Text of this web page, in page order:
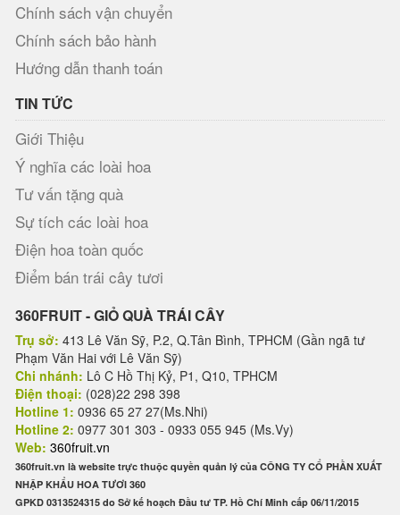
Chính sách vận chuyển
Chính sách bảo hành
Hướng dẫn thanh toán
TIN TỨC
Giới Thiệu
Ý nghĩa các loài hoa
Tư vấn tặng quà
Sự tích các loài hoa
Điện hoa toàn quốc
Điểm bán trái cây tươi
360FRUIT - GIỎ QUÀ TRÁI CÂY
Trụ sở: 413 Lê Văn Sỹ, P.2, Q.Tân Bình, TPHCM (Gần ngã tư
Phạm Văn Hai với Lê Văn Sỹ)
Chi nhánh: Lô C Hồ Thị Kỷ, P1, Q10, TPHCM
Điện thoại: (028)22 298 398
Hotline 1: 0936 65 27 27(Ms.Nhi)
Hotline 2: 0977 301 303 - 0933 055 945 (Ms.Vy)
Web: 360fruit.vn
360fruit.vn là website trực thuộc quyền quản lý của CÔNG TY CỔ PHẦN XUẤT
NHẬP KHẨU HOA TƯƠI 360
GPKD 0313524315 do Sở kế hoạch Đầu tư TP. Hồ Chí Minh cấp 06/11/2015